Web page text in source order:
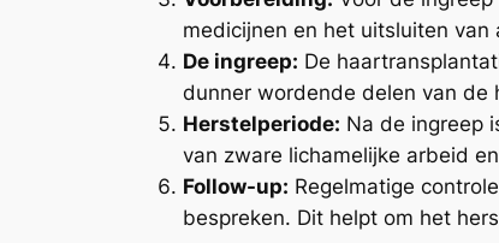
medicijnen en het uitsluiten
De ingreep: De
dunner wordende delen van de
Herstelperiode: Na de ingreep
van zware lichamelijke arbeid
Follow-up: Regelmatige
bespreken. Dit helpt om het